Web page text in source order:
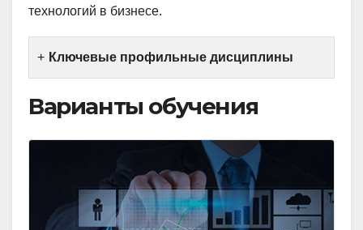
технологий в бизнесе.
Ключевые профильные дисциплины
Варианты обучения